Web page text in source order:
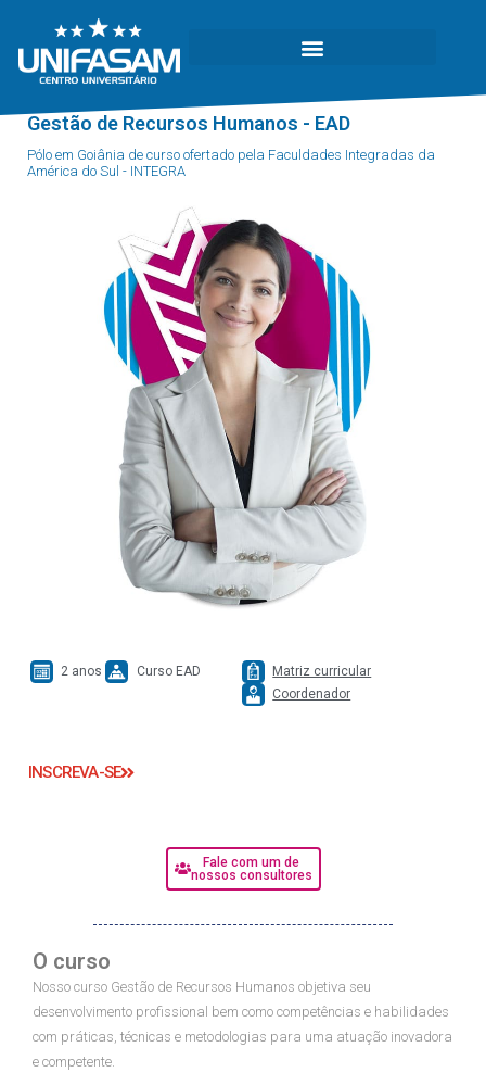
Gestão de Recursos Humanos - EAD
Pólo em Goiânia de curso ofertado pela Faculdades Integradas da
América do Sul - INTEGRA
2 anos Curso EAD
Matriz curricular
Coordenador
INSCREVA-SE
Fale com um de
nossos consultores
O curso
Nosso curso Gestão de Recursos Humanos objetiva seu
desenvolvimento profissional bem como competências e habilidades
com práticas, técnicas e metodologias para uma atuação inovadora
e competente.